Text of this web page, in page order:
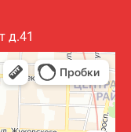
д.41